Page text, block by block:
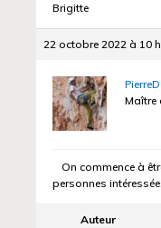
Brigitte
22 octobre 2022 à 10
PierreD
Maître
On commence à
personnes
Auteur